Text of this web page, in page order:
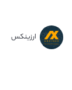
ارزینکس